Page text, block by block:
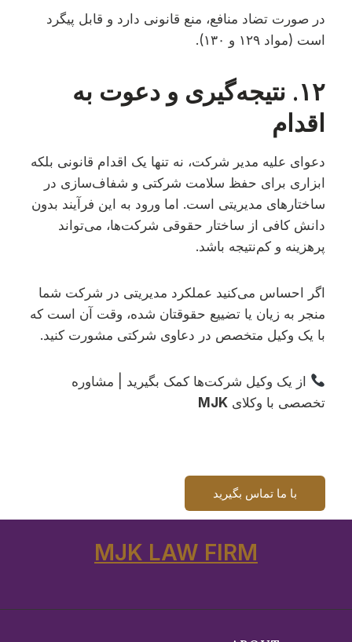
در صورت تضاد منافع، منع قانونی دارد و قابل پیگرد
است (مواد ۱۲۹ و ۱۳۰).
۱۲. نتیجه‌گیری و دعوت به
اقدام
دعوای علیه مدیر شرکت، نه تنها یک اقدام قانونی بلکه
ابزاری برای حفظ سلامت شرکتی و شفاف‌سازی در
ساختارهای مدیریتی است. اما ورود به این فرآیند بدون
دانش کافی از ساختار حقوقی شرکت‌ها، می‌تواند
پرهزینه و کم‌نتیجه باشد.
اگر احساس می‌کنید عملکرد مدیریتی در شرکت شما
منجر به زیان یا تضییع حقوقتان شده، وقت آن است که
با یک وکیل متخصص در دعاوی شرکتی مشورت کنید.
از یک وکیل شرکت‌ها کمک بگیرید | مشاوره
تخصصی با وکلای MJK
با ما تماس بگیرید
MJK LAW FIRM